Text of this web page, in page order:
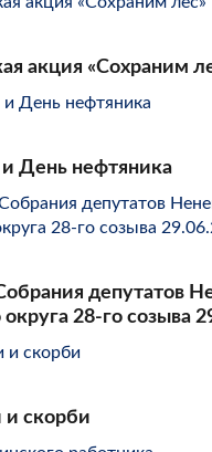
акция «Сохраним
День нефтяника
депутатов
28-го созыва
и скорби